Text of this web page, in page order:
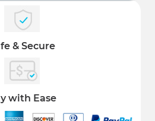
& Secure
with Ease